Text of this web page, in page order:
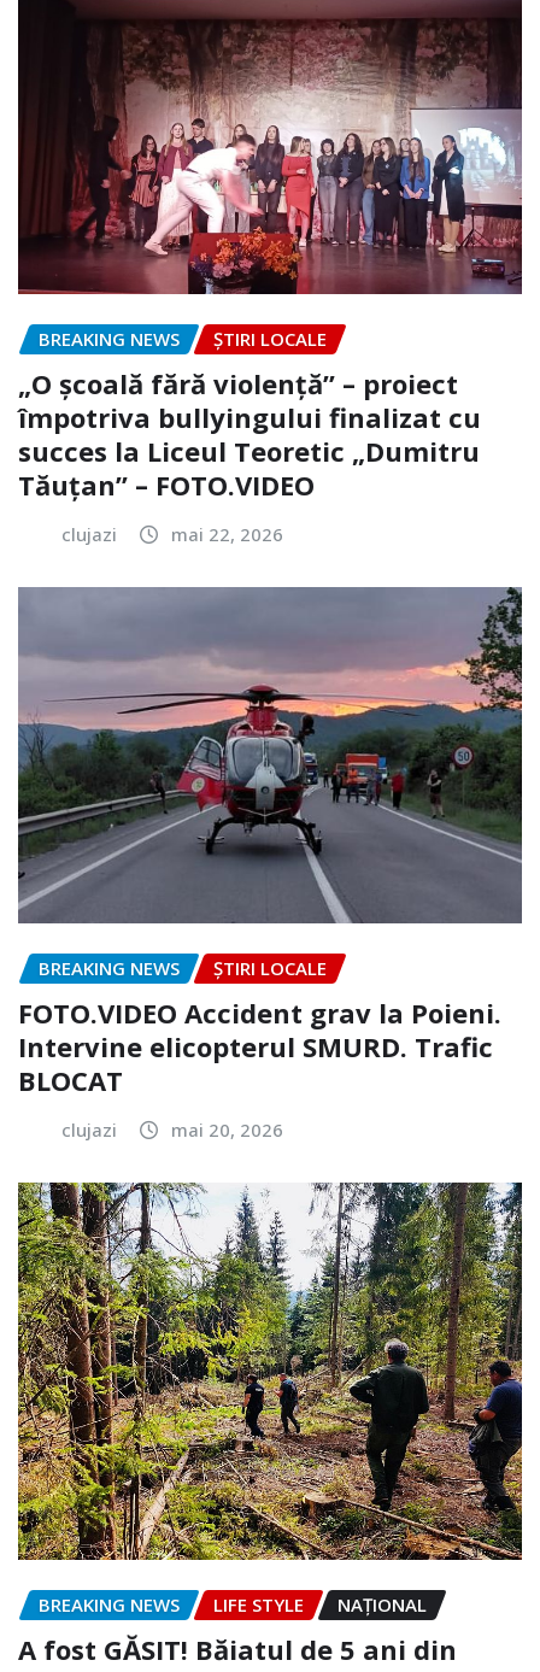
BREAKING NEWS ȘTIRI LOCALE
„O școală fără violență” – proiect
împotriva bullyingului finalizat cu
succes la Liceul Teoretic „Dumitru
Tăuțan” – FOTO.VIDEO
clujazi mai 22, 2026
BREAKING NEWS ȘTIRI LOCALE
FOTO.VIDEO Accident grav la Poieni.
Intervine elicopterul SMURD. Trafic
BLOCAT
clujazi mai 20, 2026
BREAKING NEWS LIFE STYLE NAŢIONAL
A fost GĂSIT! Băiatul de 5 ani din